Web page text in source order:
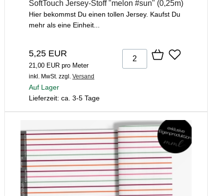
SoftTouch Jersey-Stoff "melon #sun" (0,25m)
Hier bekommst Du einen tollen Jersey. Kaufst Du
mehr als eine Einheit...
5,25 EUR
21,00 EUR pro Meter
inkl. MwSt. zzgl. Versand
Auf Lager
Lieferzeit: ca. 3-5 Tage